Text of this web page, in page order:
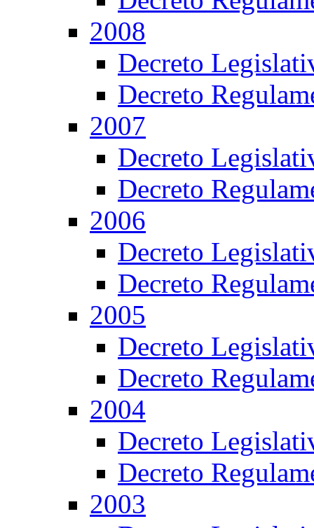
2008
Decreto
Decreto
2007
Decreto
Decreto
2006
Decreto
Decreto
2005
Decreto
Decreto
2004
Decreto
Decreto
2003